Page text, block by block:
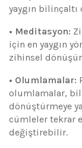
yaygın
• Meditasyon:
için en yaygın
zihinsel
• Olumlamalar:
olumlamalar,
dönüştürmeye
cümleler tekrar
değiştirebilir.